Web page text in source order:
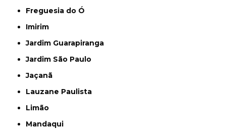
Freguesia do Ó
Imirim
Jardim Guarapiranga
Jardim São Paulo
Jaçanã
Lauzane Paulista
Limão
Mandaqui